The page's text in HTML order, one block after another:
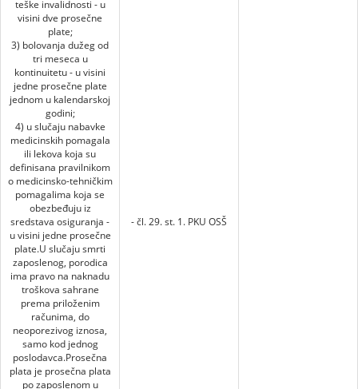
teške invalidnosti - u
visini dve prosečne
plate;
3) bolovanja dužeg od
tri meseca u
kontinuitetu - u visini
jedne prosečne plate
jednom u kalendarskoj
godini;
4) u slučaju nabavke
medicinskih pomagala
ili lekova koja su
definisana pravilnikom
o medicinsko-tehničkim
pomagalima koja se
obezbeđuju iz
sredstava osiguranja -
u visini jedne prosečne
plate.U slučaju smrti
zaposlenog, porodica
ima pravo na naknadu
troškova sahrane
prema priloženim
računima, do
neoporezivog iznosa,
samo kod jednog
poslodavca.Prosečna
plata je prosečna plata
po zaposlenom u
- čl. 29. st. 1. PKU OSŠ